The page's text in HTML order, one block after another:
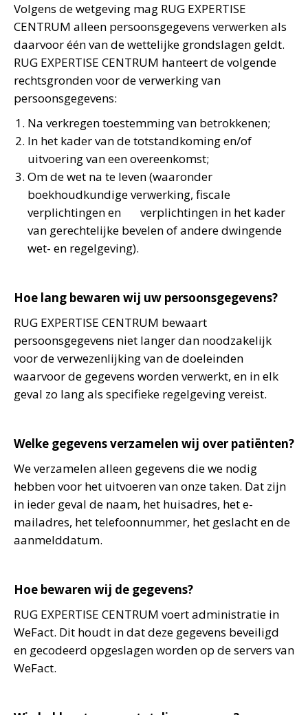
Volgens de wetgeving mag RUG EXPERTISE
CENTRUM alleen persoonsgegevens verwerken als
daarvoor één van de wettelijke grondslagen geldt.
RUG EXPERTISE CENTRUM hanteert de volgende
rechtsgronden voor de verwerking van
persoonsgegevens:
Na verkregen toestemming van betrokkenen;
In het kader van de totstandkoming en/of
uitvoering van een overeenkomst;
Om de wet na te leven (waaronder
boekhoudkundige verwerking, fiscale
verplichtingen en verplichtingen in het kader
van gerechtelijke bevelen of andere dwingende
wet- en regelgeving).
Hoe lang bewaren wij uw persoonsgegevens?
RUG EXPERTISE CENTRUM bewaart
persoonsgegevens niet langer dan noodzakelijk
voor de verwezenlijking van de doeleinden
waarvoor de gegevens worden verwerkt, en in elk
geval zo lang als specifieke regelgeving vereist.
Welke gegevens verzamelen wij over patiënten?
We verzamelen alleen gegevens die we nodig
hebben voor het uitvoeren van onze taken. Dat zijn
in ieder geval de naam, het huisadres, het e-
mailadres, het telefoonnummer, het geslacht en de
aanmelddatum.
Hoe bewaren wij de gegevens?
RUG EXPERTISE CENTRUM voert administratie in
WeFact. Dit houdt in dat deze gegevens beveiligd
en gecodeerd opgeslagen worden op de servers van
WeFact.